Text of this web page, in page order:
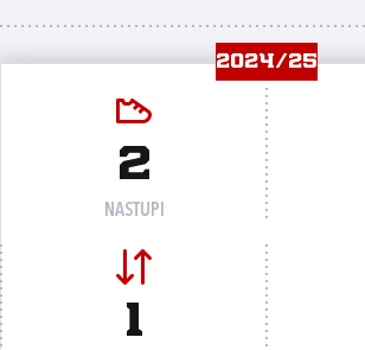
2024/25
2
NASTUPI
1